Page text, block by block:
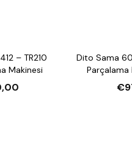
– TR210
Makinesi
Dito Sama
Parçalama